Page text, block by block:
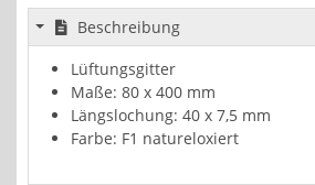
Beschreibung
Lüftungsgitter
Maße: 80 x 400 mm
Längslochung: 40 x 7,5 mm
Farbe: F1 natureloxiert